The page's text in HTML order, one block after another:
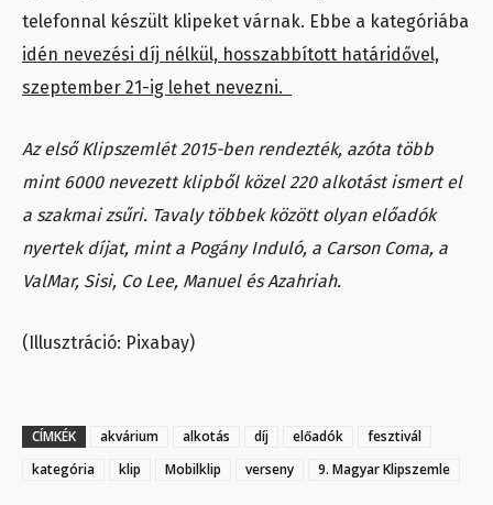
telefonnal készült klipeket várnak. Ebbe a kategóriába
idén nevezési díj nélkül, hosszabbított határidővel,
szeptember 21-ig lehet nevezni.
Az első Klipszemlét 2015-ben rendezték, azóta több
mint 6000 nevezett klipből közel 220 alkotást ismert el
a szakmai zsűri. Tavaly többek között olyan előadók
nyertek díjat, mint a Pogány Induló, a Carson Coma, a
ValMar, Sisi, Co Lee, Manuel és Azahriah.
(Illusztráció: Pixabay)
CÍMKÉK akvárium alkotás díj előadók
fesztivál
kategória
klip Mobilklip verseny 9. Magyar Klipszemle